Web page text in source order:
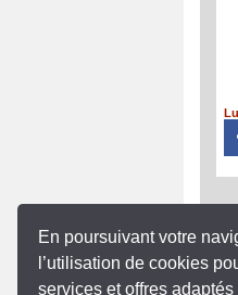
En poursuivant votre
l’utilisation de cookies
services et offres